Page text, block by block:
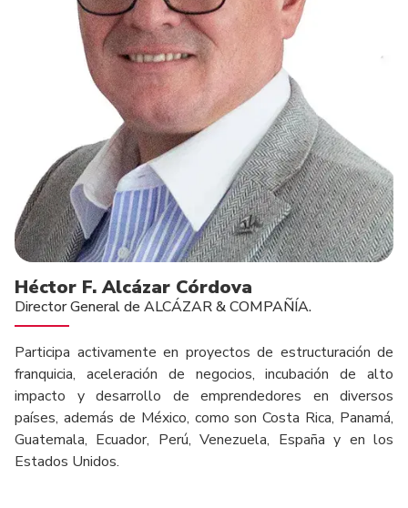
Héctor F. Alcázar Córdova
Director General de ALCÁZAR & COMPAÑÍA.
Participa activamente en proyectos de estructuración de
franquicia, aceleración de negocios, incubación de alto
impacto y desarrollo de emprendedores en diversos
países, además de México, como son Costa Rica, Panamá,
Guatemala, Ecuador, Perú, Venezuela, España y en los
Estados Unidos.